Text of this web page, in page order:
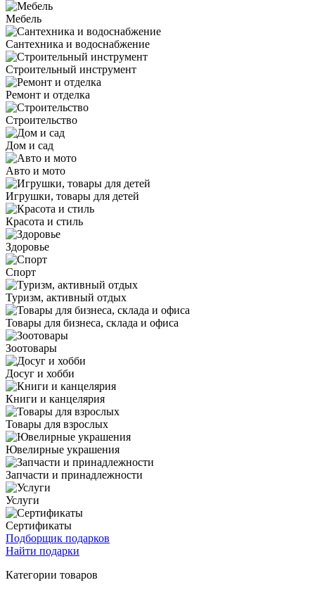
Мебель
Сантехника и водоснабжение
Строительный инструмент
Ремонт и отделка
Строительство
Дом и сад
Авто и мото
Игрушки, товары для детей
Красота и стиль
Здоровье
Спорт
Туризм, активный отдых
Товары для бизнеса, склада и офиса
Зоотовары
Досуг и хобби
Книги и канцелярия
Товары для взрослых
Ювелирные украшения
Запчасти и принадлежности
Услуги
Сертификаты
Подборщик подарков
Найти подарки
Категории товаров